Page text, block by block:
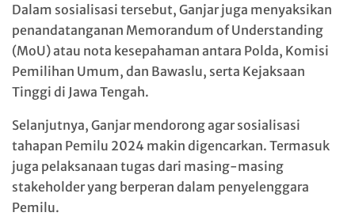
Dalam sosialisasi tersebut, Ganjar juga menyaksikan
penandatanganan Memorandum of Understanding
(MoU) atau nota kesepahaman antara Polda, Komisi
Pemilihan Umum, dan Bawaslu, serta Kejaksaan
Tinggi di Jawa Tengah.
Selanjutnya, Ganjar mendorong agar sosialisasi
tahapan Pemilu 2024 makin digencarkan. Termasuk
juga pelaksanaan tugas dari masing-masing
stakeholder yang berperan dalam penyelenggara
Pemilu.